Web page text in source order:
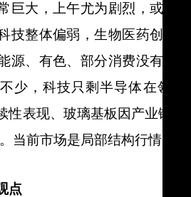
巨大，上午尤为剧烈，或为
技整体偏弱，生物医药创新
源、有色、部分消费没有被
少，科技只剩半导体在领
性表现、玻璃基板因产业链
当前市场是局部结构行情，
点